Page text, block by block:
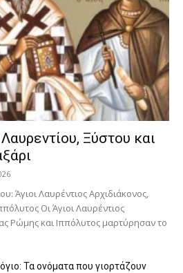
Ξύστου και
Άγιοι Λαυρέντιος Αρχιδιάκονος,
Οι Άγιοι Λαυρέντιος
Ρώμης και Ιππόλυτος μαρτύρησαν το
Τα ονόματα που γιορτάζουν